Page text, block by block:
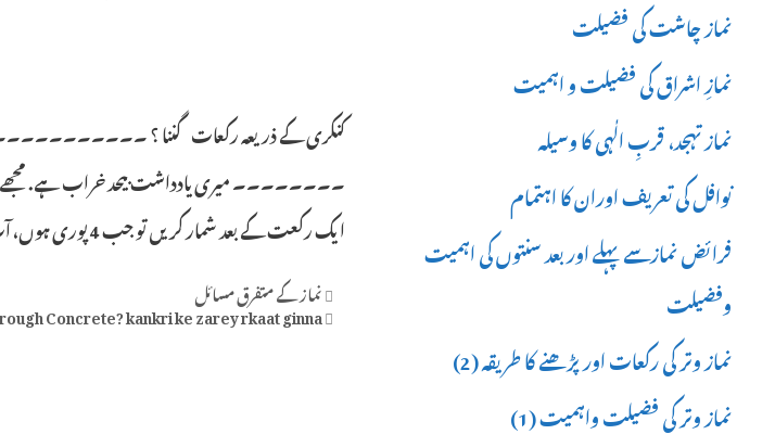
کنکری کے ذریعہ رکعات گننا ؟
ایک رکعت کے بعد شمار کریں تو جب 4 پوری ہوں، آپ کی 4 رکعت ہوجائیں گی، تو …
Categories
نماز کے متفرق مسائل
Tags
Concrete? kankri ke zarey rkaat ginna
نماز چاشت کی فضیلت
نمازِ اشراق کی فضیلت و اہمیت
نماز تہجد، قربِ الٰہی کا وسیلہ
نوافل کی تعریف اوران کا اہتمام
فرائض نمازسے پہلے اور بعد سنتوں کی اہمیت
وفضیلت
نماز وتر کی رکعات اور پڑھنے کا طریقہ (2)
نماز وتر کی فضیلت واہمیت (1)